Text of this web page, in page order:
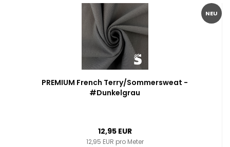
NEU
PREMIUM French Terry/Sommersweat -
#Dunkelgrau
12,95 EUR
12,95 EUR pro Meter